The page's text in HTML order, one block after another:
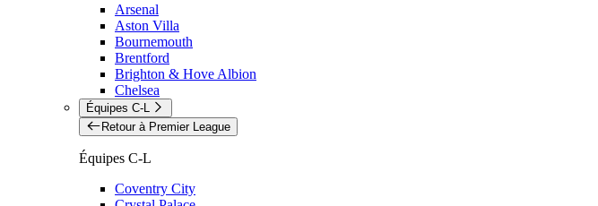
Arsenal
Aston Villa
Bournemouth
Brentford
Brighton & Hove Albion
Chelsea
Équipes C-L
Retour à Premier League
Équipes C-L
Coventry City